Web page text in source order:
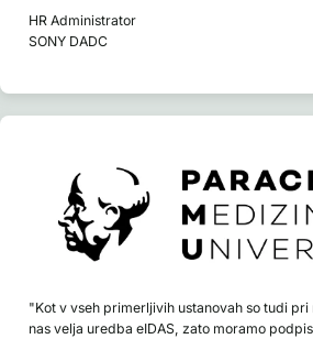
HR Administrator
SONY DADC
"Kot v vseh primerljivih ustanovah so tudi
nas velja uredba eIDAS, zato moramo